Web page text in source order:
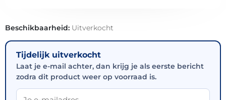
Beschikbaarheid: Uitverkocht
Tijdelijk uitverkocht
Laat je e-mail achter, dan krijg je als eerste bericht
zodra dit product weer op voorraad is.